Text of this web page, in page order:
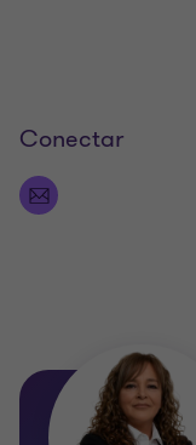
Conectar